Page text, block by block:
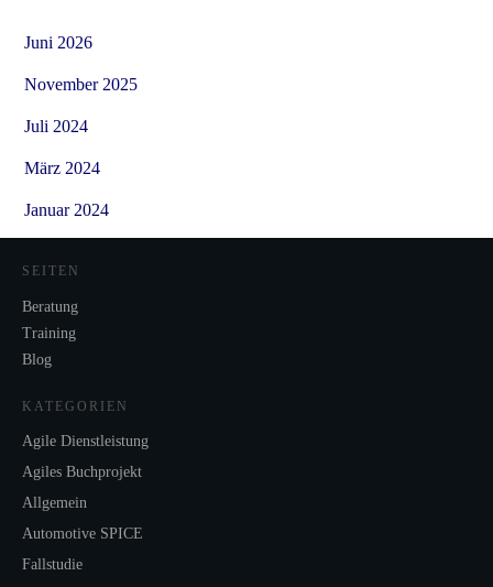
Juni 2026
November 2025
Juli 2024
März 2024
Januar 2024
SEITEN
Beratung
Training
Blog
KATEGORIEN
Agile Dienstleistung
Agiles Buchprojekt
Allgemein
Automotive SPICE
Fallstudie